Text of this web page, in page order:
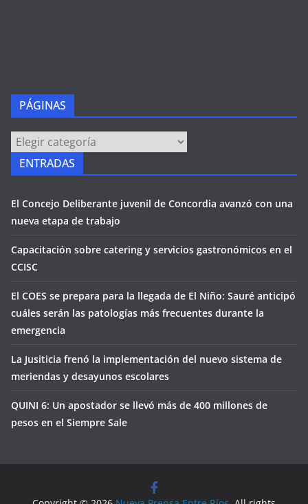
PÁGINAS
PÁGINAS
ENTRADAS
El Concejo Deliberante juvenil de Concordia avanzó con una
nueva etapa de trabajo
Capacitación sobre catering y servicios gastronómicos en el
CCISC
El COES se prepara para la llegada de El Niño: Sauré anticipó
cuáles serán las patologías más frecuentes durante la
emergencia
La Jusiticia frenó la implementación del nuevo sistema de
meriendas y desayunos escolares
QUINI 6: Un apostador se llevó más de 400 millones de
pesos en el Siempre Sale